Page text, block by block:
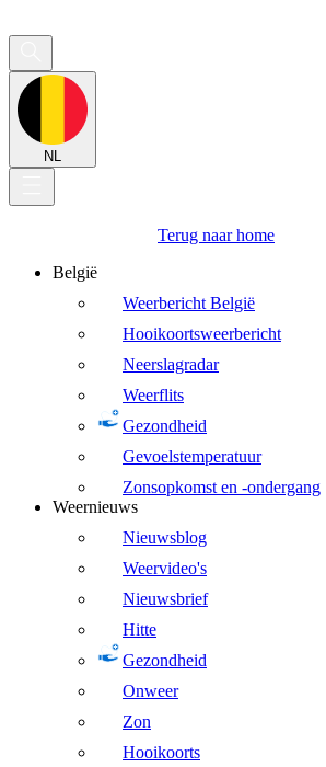
NL
Terug naar home
België
Weerbericht België
Hooikoortsweerbericht
Neerslagradar
Weerflits
Gezondheid
Gevoelstemperatuur
Zonsopkomst en -ondergang
Weernieuws
Nieuwsblog
Weervideo's
Nieuwsbrief
Hitte
Gezondheid
Onweer
Zon
Hooikoorts